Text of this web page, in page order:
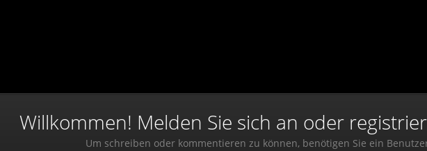
Willkommen! Melden Sie sich an oder
Um schreiben oder kommentieren zu können, benötigen Sie ein